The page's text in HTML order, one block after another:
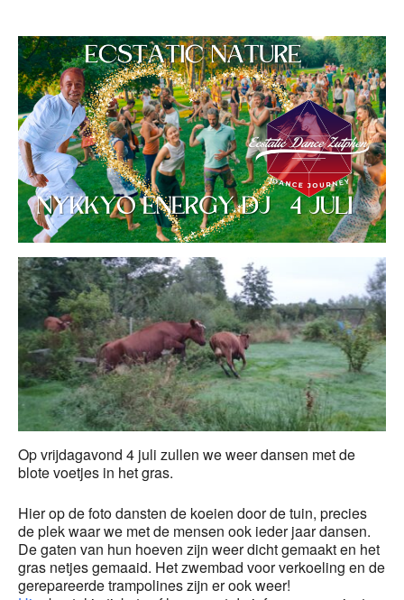
Op vrijdagavond 4 juli zullen we weer dansen met de
blote voetjes in het gras.
Hier op de foto dansten de koeien door de tuin, precies
de plek waar we met de mensen ook ieder jaar dansen.
De gaten van hun hoeven zijn weer dicht gemaakt en het
gras netjes gemaaid. Het zwembad voor verkoeling en de
gerepareerde trampolines zijn er ook weer!